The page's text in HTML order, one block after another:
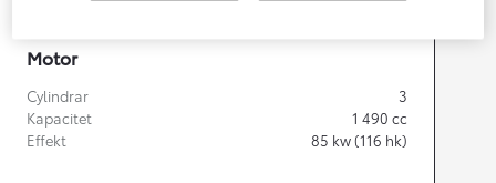
Motor
Cylindrar
3
Kapacitet
1 490 cc
Effekt
85 kw (116 hk)